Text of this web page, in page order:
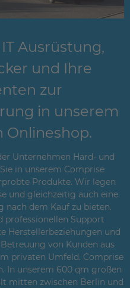
Ausrüstung,
und Ihre
zur
in unserem
Onlineshop.
Unternehmen Hard- und
in unserem Comprise
Produkte. Wir legen
und gleichzeitig auch eine
nach dem Kauf zu bieten.
professionellen Support
Herstellerbeziehungen und
von Kunden aus
privaten Umfeld. Comprise
In unserem 600 qm großen
mitten zwischen Berlin und